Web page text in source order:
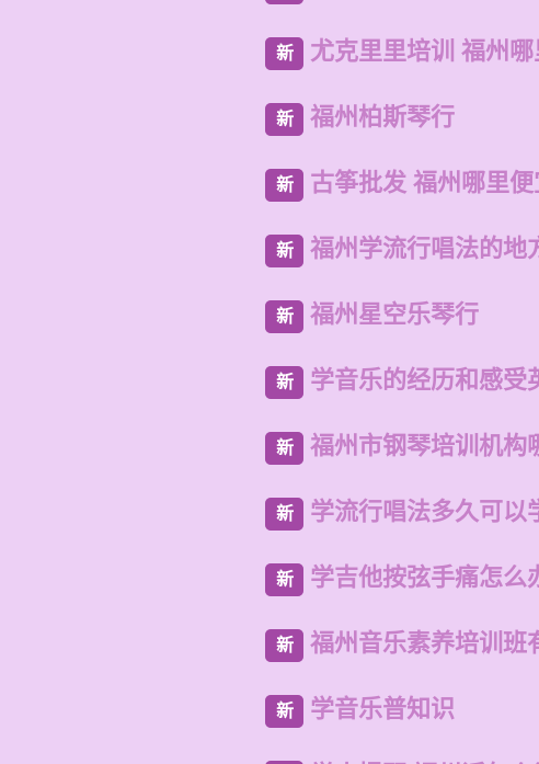
新 尤克里里培训 福州
新 福州柏斯琴行
新 古筝批发 福州哪里
新 福州学流行唱法的地
新 福州星空乐琴行
新 学音乐的经历和感受
新 福州市钢琴培训机构
新 学流行唱法多久可以
新 学吉他按弦手痛怎么
新 福州音乐素养培训班
新 学音乐普知识